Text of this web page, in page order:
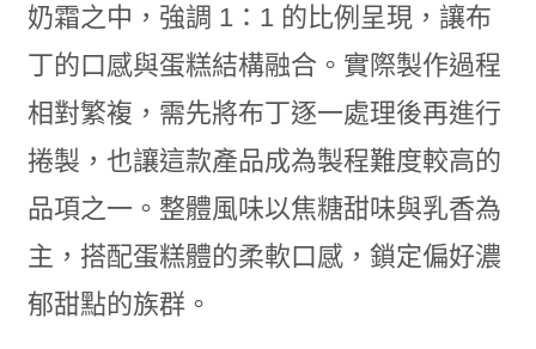
奶霜之中，強調 1：1 的比例呈現，讓布
丁的口感與蛋糕結構融合。實際製作過程
相對繁複，需先將布丁逐一處理後再進行
捲製，也讓這款產品成為製程難度較高的
品項之一。整體風味以焦糖甜味與乳香為
主，搭配蛋糕體的柔軟口感，鎖定偏好濃
郁甜點的族群。